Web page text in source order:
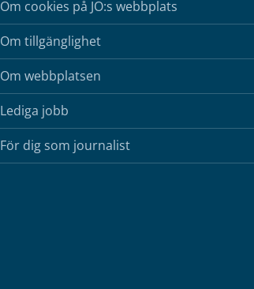
Om cookies på JO:s webbplats
Om tillgänglighet
Om webbplatsen
Lediga jobb
För dig som journalist